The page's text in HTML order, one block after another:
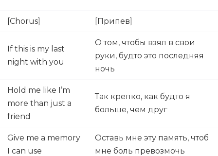
[Chorus] [Припев]
If this is my last
night with you
О том, чтобы взял в свои
руки, будто это последняя
ночь
Hold me like I’m
more than just a
friend
Так крепко, как будто я
больше, чем друг
Give me a memory
I can use
Оставь мне эту память, чтоб
мне боль превозмочь